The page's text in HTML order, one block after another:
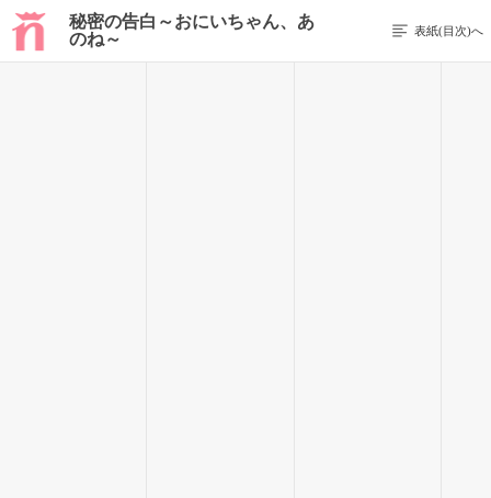
秘密の告白～おにいちゃん、あ
のね～
表紙(目次)へ